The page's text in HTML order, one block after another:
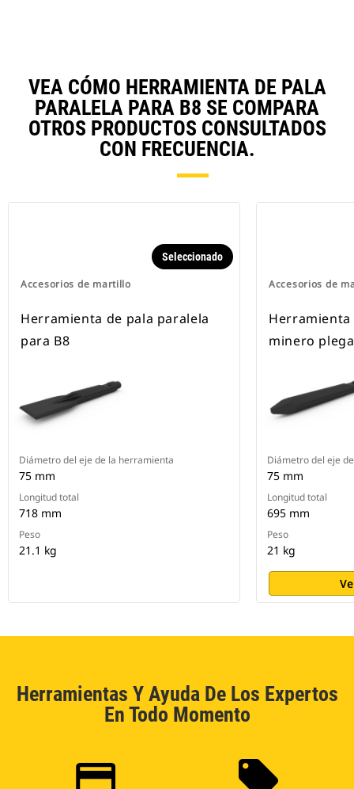
VEA CÓMO HERRAMIENTA DE PALA
PARALELA PARA B8 SE COMPARA
OTROS PRODUCTOS CONSULTADOS
CON FRECUENCIA.
Accesorios de martillo
Seleccionado
Herramienta de pala paralela
para B8
Diámetro del eje de la herramienta
75 mm
Longitud total
718 mm
Peso
21.1 kg
Accesorios de
minero
Diámetro del eje
75 mm
Longitud total
695 mm
Peso
21 kg
Herramientas Y Ayuda De Los Expertos
En Todo Momento